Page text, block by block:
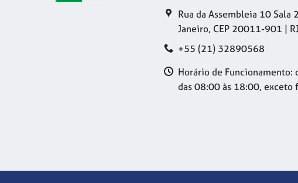
Rua da Assembleia 10 Sala
Janeiro, CEP 20011-901 | RJ
+55 (21) 32890568
Horário de Funcionamento:
das 08:00 às 18:00, exceto